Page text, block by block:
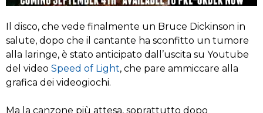
Il disco, che vede finalmente un Bruce Dickinson in
salute, dopo che il cantante ha sconfitto un tumore
alla laringe, è stato anticipato dall’uscita su Youtube
del video Speed of Light, che pare ammiccare alla
grafica dei videogiochi.
Ma la canzone più attesa, soprattutto dopo